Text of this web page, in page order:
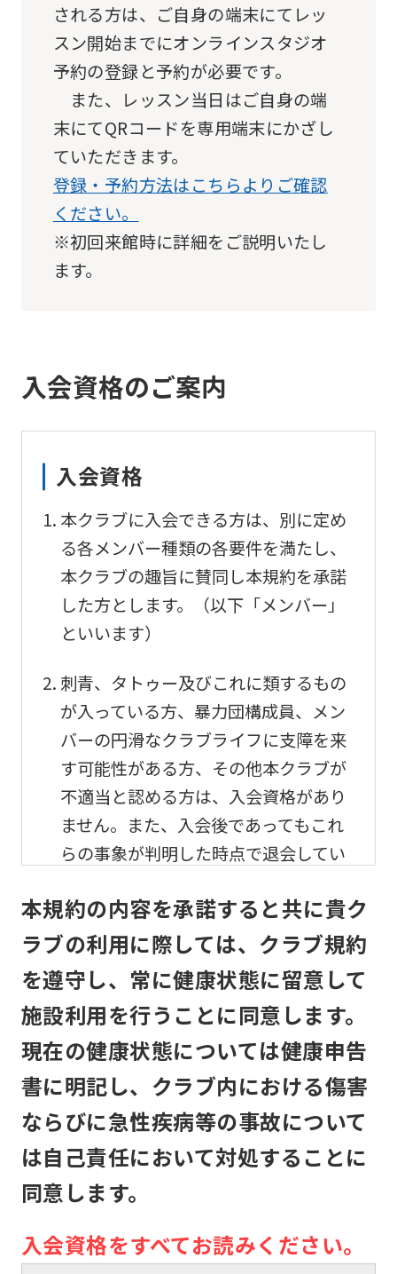
される方は、ご自身の端末にてレッ
スン開始までにオンラインスタジオ
予約の登録と予約が必要です。
また、レッスン当日はご自身の端
末にてQRコードを専用端末にかざし
ていただきます。
登録・予約方法はこちらよりご確認
ください。
※初回来館時に詳細をご説明いたし
ます。
入会資格のご案内
入会資格
本クラブに入会できる方は、別に定め
る各メンバー種類の各要件を満たし、
本クラブの趣旨に賛同し本規約を承諾
した方とします。（以下「メンバー」
といいます）
刺青、タトゥー及びこれに類するもの
が入っている方、暴力団構成員、メン
バーの円滑なクラブライフに支障を来
す可能性がある方、その他本クラブが
不適当と認める方は、入会資格があり
ません。また、入会後であってもこれ
らの事象が判明した時点で退会してい
メンバーの利用及び事故
メンバーは、自己の責任と危険負担に
おいて、他のメンバーと協調して、本
クラブの施設を利用するものとしま
す。
本クラブは、メンバーが本クラブの施
設利用中に生じた盗難、怪我その他の
事故について、本クラブの責に帰すべ
き事由がない限り、責任は負いませ
トラブルについても同様とします。
本規約の内容を承諾すると共に貴ク
ラブの利用に際しては、クラブ規約
を遵守し、常に健康状態に留意して
施設利用を行うことに同意します。
現在の健康状態については健康申告
書に明記し、クラブ内における傷害
ならびに急性疾病等の事故について
は自己責任において対処することに
同意します。
入会資格をすべてお読みください。